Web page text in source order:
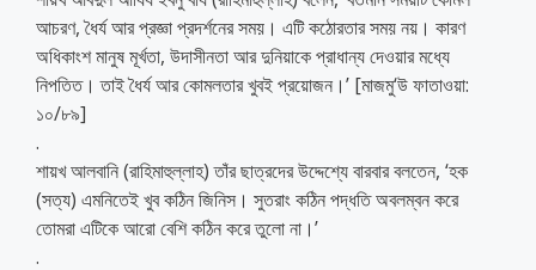
আচরণ, ধৈর্য আর প্রজ্ঞা প্রদর্শনের সময়। এটি কঠোরতার সময় নয়। কারণ
অধিকাংশ মানুষ মূর্খতা, উদাসীনতা আর দুনিয়াকে প্রাধান্য দেওয়ার মধ্যে
নিপতিত। তাই ধৈর্য আর কোমলতার খুবই প্রয়োজন।’ [মাজমু‘উ ফাতাওয়া:
১০/৮৯]
.
শায়খ আলবানি (রাহিমাহুল্লাহ) তাঁর ছাত্রদের উদ্দেশ্যে বারবার বলতেন, ‘হক
(সত্য) এমনিতেই খুব কঠিন জিনিস। সুতরাং কঠিন পদ্ধতি অবলম্বন করে
তোমরা এটিকে আরো বেশি কঠিন করে তুলো না।’
.